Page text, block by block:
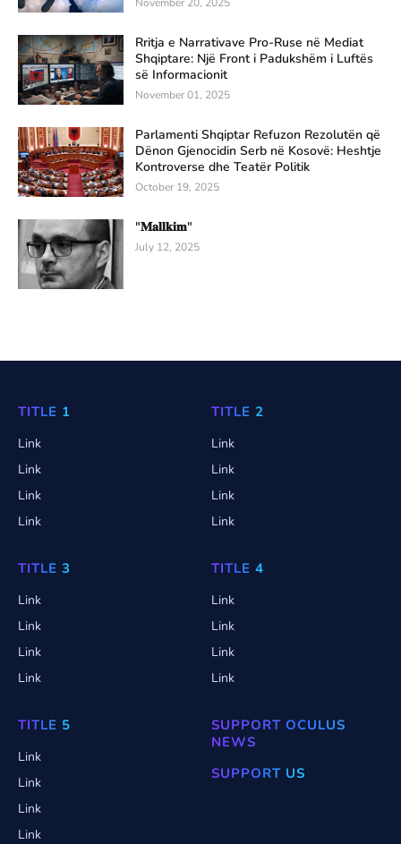
November 20, 2025
Rritja e Narrativave Pro-Ruse në Mediat
Shqiptare: Një Front i Padukshëm i Luftës
së Informacionit
November 01, 2025
Parlamenti Shqiptar Refuzon Rezolutën që
Dënon Gjenocidin Serb në Kosovë: Heshtje
Kontroverse dhe Teatër Politik
October 19, 2025
"𝐌𝐚𝐥𝐥𝐤𝐢𝐦"
July 12, 2025
TITLE 1
Link
Link
Link
Link
TITLE 2
Link
Link
Link
Link
TITLE 3
Link
Link
Link
Link
TITLE 4
Link
Link
Link
Link
TITLE 5
Link
Link
Link
Link
SUPPORT OCULUS
NEWS
SUPPORT US